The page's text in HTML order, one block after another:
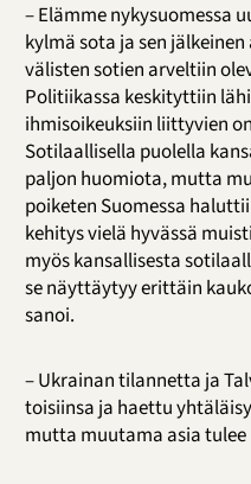
– Elämme nykysuomessa
kylmä sota ja sen
välisten sotien arveltiin
Politiikassa keskityttiin
ihmisoikeuksiin liittyvien
Sotilaallisella puolella
paljon huomiota, mutta
poiketen Suomessa
kehitys vielä hyvässä
myös kansallisesta
se näyttäytyy erittäin
sanoi.
– Ukrainan tilannetta ja
toisiinsa ja haettu
mutta muutama asia tulee